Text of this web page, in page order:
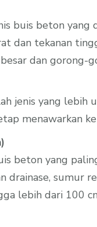
buis beton
dan tekanan
dan gorong-
jenis yang lebih
menawarkan
beton yang
drainase, sumur
lebih dari 100